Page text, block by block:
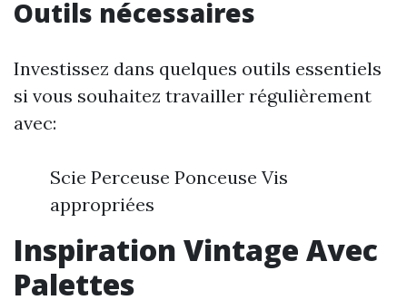
Outils nécessaires
Investissez dans quelques outils essentiels
si vous souhaitez travailler régulièrement
avec:
Scie Perceuse Ponceuse Vis
appropriées
Inspiration Vintage Avec
Palettes